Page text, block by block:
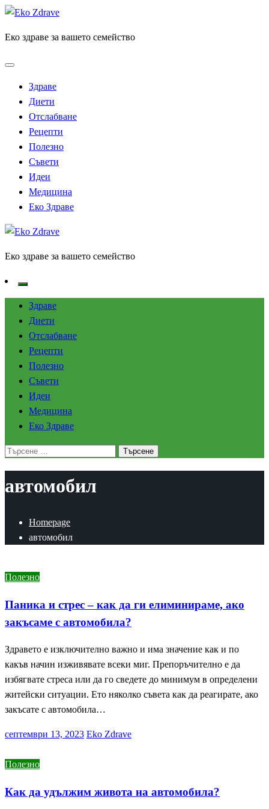
Skip
content
Еко здраве за вашето семейство
Здраве
Диети
Отслабване
Рецепти
Полезно
Съвети
Идеи
Медицина
Еко Здраве
Еко здраве за вашето семейство
Здраве
Диети
Отслабване
Рецепти
Полезно
Съвети
Идеи
Медицина
Еко Здраве
Търсене
автомобил
Homepage
автомобил
Полезно
Паника и стрес – как да ги елиминираме, ако
закъсаме с автомобила?
Здравето е изключително важно и има значение как и по
какъв начин изживявате всеки миг. Препоръчително е да
избягвате стреса или да го сведете до минимум в определени
житейски ситуации. Ето няколко съвета как да реагирате, ако
закъсате с автомобила…
Posted
септември 13, 2023 Eko Zdrave
Полезно
Как да удължим живота на автомобила?